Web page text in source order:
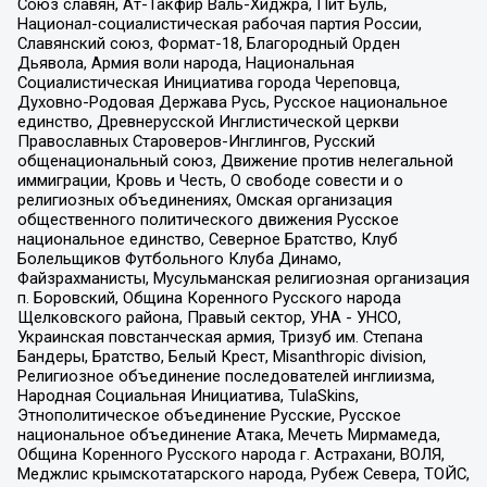
Союз славян, Ат-Такфир Валь-Хиджра, Пит Буль,
Национал-социалистическая рабочая партия России,
Славянский союз, Формат-18, Благородный Орден
Дьявола, Армия воли народа, Национальная
Социалистическая Инициатива города Череповца,
Духовно-Родовая Держава Русь, Русское национальное
единство, Древнерусской Инглистической церкви
Православных Староверов-Инглингов, Русский
общенациональный союз, Движение против нелегальной
иммиграции, Кровь и Честь, О свободе совести и о
религиозных объединениях, Омская организация
общественного политического движения Русское
национальное единство, Северное Братство, Клуб
Болельщиков Футбольного Клуба Динамо,
Файзрахманисты, Мусульманская религиозная организация
п. Боровский, Община Коренного Русского народа
Щелковского района, Правый сектор, УНА - УНСО,
Украинская повстанческая армия, Тризуб им. Степана
Бандеры, Братство, Белый Крест, Misanthropic division,
Религиозное объединение последователей инглиизма,
Народная Социальная Инициатива, TulaSkins,
Этнополитическое объединение Русские, Русское
национальное объединение Атака, Мечеть Мирмамеда,
Община Коренного Русского народа г. Астрахани, ВОЛЯ,
Меджлис крымскотатарского народа, Рубеж Севера, ТОЙС,